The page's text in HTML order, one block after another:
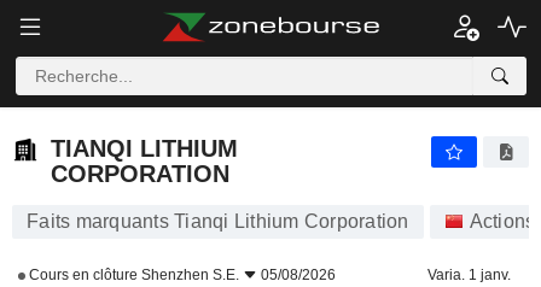
TIANQI LITHIUM
CORPORATION
Faits marquants Tianqi Lithium Corporation Actions
Cours en clôture Shenzhen S.E. 05/08/2026 Varia. 1 janv.